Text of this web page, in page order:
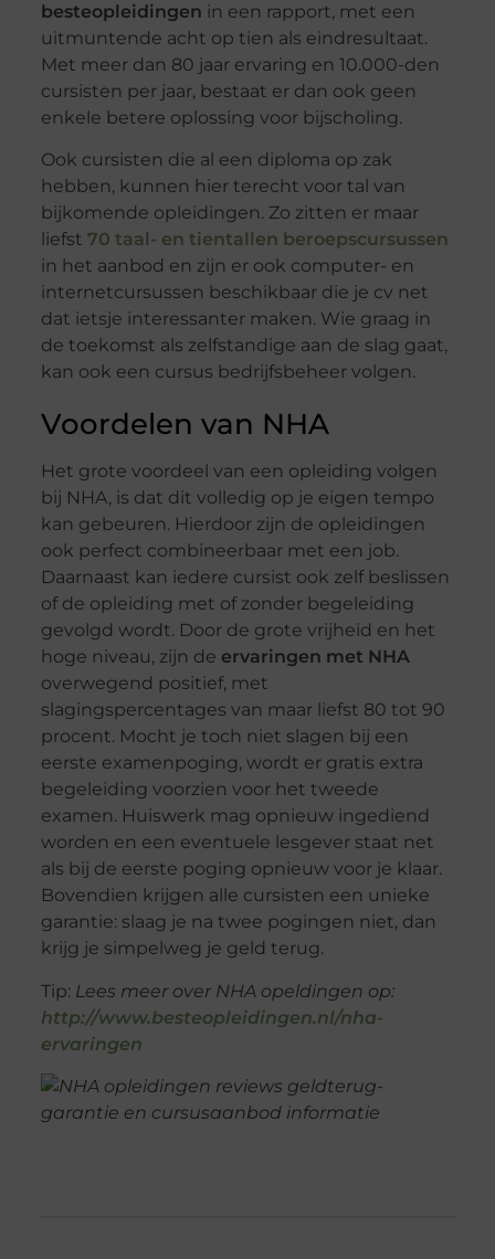
besteopleidingen in een rapport, met een
uitmuntende acht op tien als eindresultaat.
Met meer dan 80 jaar ervaring en 10.000-den
cursisten per jaar, bestaat er dan ook geen
enkele betere oplossing voor bijscholing.
Ook cursisten die al een diploma op zak
hebben, kunnen hier terecht voor tal van
bijkomende opleidingen. Zo zitten er maar
liefst 70 taal- en tientallen beroepscursussen
in het aanbod en zijn er ook computer- en
internetcursussen beschikbaar die je cv net
dat ietsje interessanter maken. Wie graag in
de toekomst als zelfstandige aan de slag gaat,
kan ook een cursus bedrijfsbeheer volgen.
Voordelen van NHA
Het grote voordeel van een opleiding volgen
bij NHA, is dat dit volledig op je eigen tempo
kan gebeuren. Hierdoor zijn de opleidingen
ook perfect combineerbaar met een job.
Daarnaast kan iedere cursist ook zelf beslissen
of de opleiding met of zonder begeleiding
gevolgd wordt. Door de grote vrijheid en het
hoge niveau, zijn de ervaringen met NHA
overwegend positief, met
slagingspercentages van maar liefst 80 tot 90
procent. Mocht je toch niet slagen bij een
eerste examenpoging, wordt er gratis extra
begeleiding voorzien voor het tweede
examen. Huiswerk mag opnieuw ingediend
worden en een eventuele lesgever staat net
als bij de eerste poging opnieuw voor je klaar.
Bovendien krijgen alle cursisten een unieke
garantie: slaag je na twee pogingen niet, dan
krijg je simpelweg je geld terug.
Tip: Lees meer over NHA opeldingen op:
http://www.besteopleidingen.nl/nha-
ervaringen